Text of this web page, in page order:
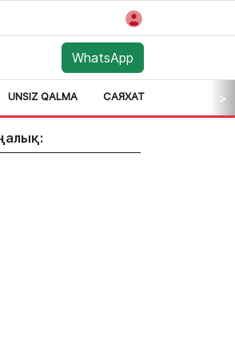
WhatsApp
UNSIZ QALMA САЯХАТ >